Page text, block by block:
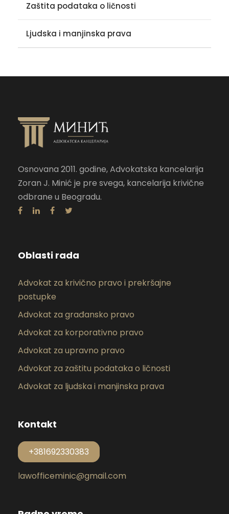
Zaštita podataka o ličnosti
Ljudska i manjinska prava
Osnovana 2011. godine, Advokatska kancelarija
Zoran J. Minić je pre svega, kancelarija krivične
odbrane u Beogradu.
Oblasti rada
Advokat za krivično pravo i prekršajne
postupke
Advokat za građansko pravo
Advokat za korporativno pravo
Advokat za upravno pravo
Advokat za zaštitu podataka o ličnosti
Advokat za ljudska i manjinska prava
Kontakt
+381692330383
lawofficeminic@gmail.com